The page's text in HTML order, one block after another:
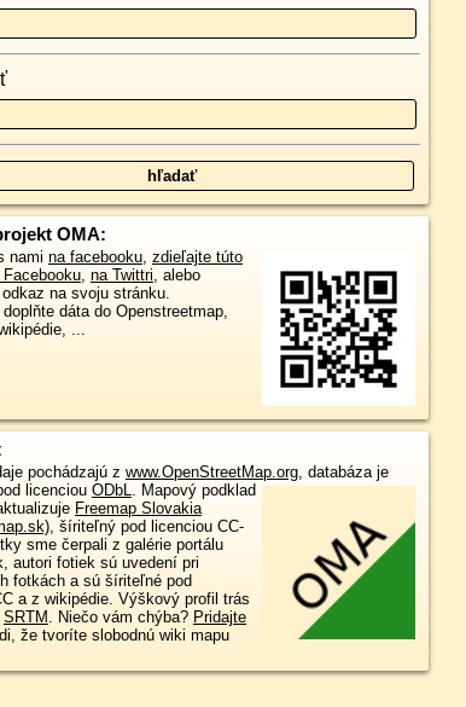
OMA:
nami na facebooku, zdieľajte túto
, na Twittri, alebo
na svoju stránku.
dáta do Openstreetmap,
...
pochádzajú z www.OpenStreetMap.org, databáza je
licenciou ODbL. Mapový podklad
Freemap Slovakia
, šíriteľný pod licenciou CC-
sme čerpali z galérie portálu
autori fotiek sú uvedení pri
fotkách a sú šíriteľné pod
a z wikipédie. Výškový profil trás
SRTM . Niečo vám chýba? Pridajte
že tvoríte slobodnú wiki mapu